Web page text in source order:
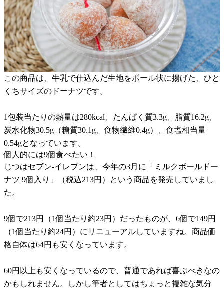
この商品は、牛乳で仕込んだ生地をボール状に揚げた、ひと
くちサイズのドーナツです。
1包装当たりの熱量は280kcal、たんぱく質3.3g、脂質16.2g、
炭水化物30.5g（糖質30.1g、食物繊維0.4g）、食塩相当量
0.54gとなっています。
個人的には9個食べたい！
じつはセブン-イレブンは、今年の3月に「ミルクボールドー
ナツ 9個入り」（税込213円）という商品を発売していまし
た。
9個で213円（1個当たり約23円）だったものが、6個で149円
（1個当たり約24円）にリニューアルしていますね。商品価
格自体は64円も安くなっています。
60円以上も安くなっているので、普通であれば喜ぶべきなの
かもしれません。しかし筆者としてはちょっと複雑な気分